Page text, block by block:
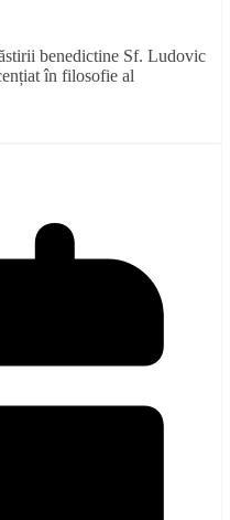
benedictine Sf. Ludovic
în filosofie al